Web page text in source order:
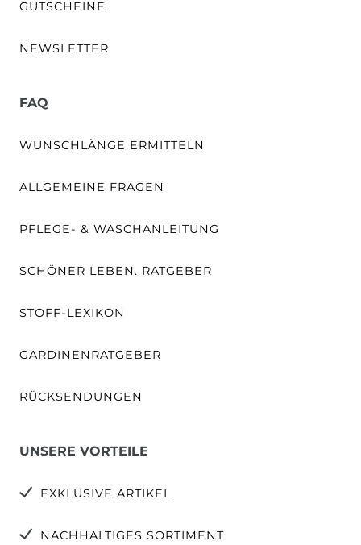
GUTSCHEINE
NEWSLETTER
FAQ
WUNSCHLÄNGE ERMITTELN
ALLGEMEINE FRAGEN
PFLEGE- & WASCHANLEITUNG
SCHÖNER LEBEN. RATGEBER
STOFF-LEXIKON
GARDINENRATGEBER
RÜCKSENDUNGEN
UNSERE VORTEILE
EXKLUSIVE ARTIKEL
NACHHALTIGES SORTIMENT